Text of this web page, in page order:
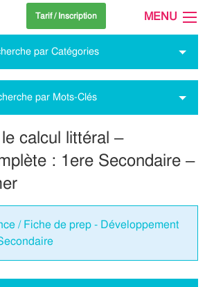
Tarif / Inscription MENU
par Catégories
par Mots-Clés
calcul littéral –
: 1ere Secondaire –
/ Fiche de prep - Développement